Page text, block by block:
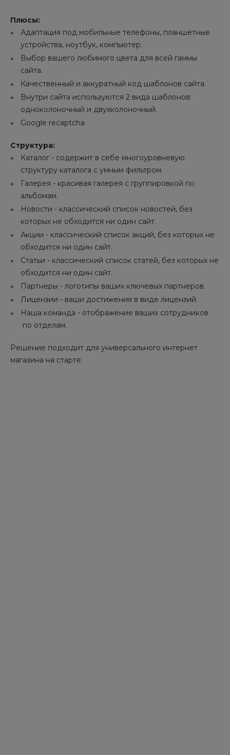
Плюсы:
Адаптация под мобильные телефоны, планшетные
устройства, ноутбук, компьютер.
Выбор вашего любимого цвета для всей гаммы
сайта.
Качественный и аккуратный код шаблонов сайта.
Внутри сайта используются 2 вида шаблонов:
одноколоночный и двухколоночный.
Google recaptcha
Структура:
Каталог - содержит в себе многоуровневую
структуру каталога с умным фильтром.
Галерея - красивая галерея с группировкой по
альбомам.
Новости - классический список новостей, без
которых не обходится ни один сайт.
Акции - классический список акций, без которых не
обходится ни один сайт.
Статьи - классический список статей, без которых не
обходится ни один сайт.
Партнеры - логотипы ваших ключевых партнеров.
Лицензии - ваши достижения в виде лицензий.
Наша команда - отображение ваших сотрудников
по отделам.
Решение подходит для универсального интернет
магазина на старте.